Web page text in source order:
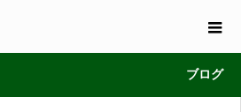
ブログ